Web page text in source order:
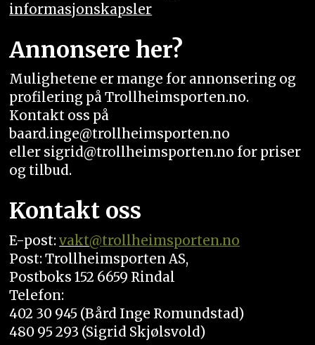
informasjonskapsler
Annonsere her?
Mulighetene er mange for annonsering og
profilering på Trollheimsporten.no.
Kontakt oss på
baard.inge@trollheimsporten.no
eller sigrid@trollheimsporten.no for priser
og tilbud.
Kontakt oss
E-post:vakt@trollheimsporten.no
Post: Trollheimsporten AS,
Postboks 152 6659 Rindal
Telefon:
402 30 945 (Bård Inge Romundstad)
480 95 293 (Sigrid Skjølsvold)